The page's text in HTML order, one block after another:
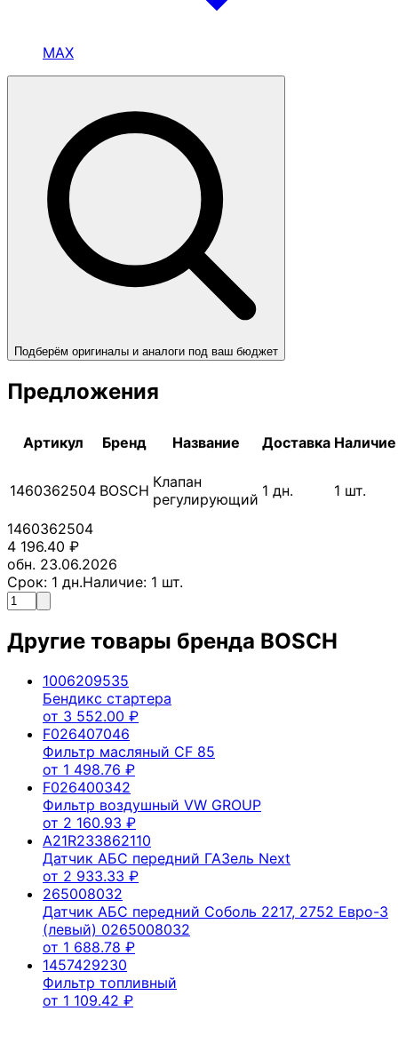
MAX
Подберём оригиналы и аналоги под ваш бюджет
Предложения
Артикул Бренд Название Доставка Наличие
1460362504 BOSCH Клапан
регулирующий 1 дн. 1 шт.
1460362504
4 196.40 ₽
обн. 23.06.2026
Срок: 1 дн.Наличие: 1 шт.
Другие товары бренда BOSCH
1006209535
Бендикс стартера
от 3 552.00 ₽
F026407046
Фильтр масляный CF 85
от 1 498.76 ₽
F026400342
Фильтр воздушный VW GROUP
от 2 160.93 ₽
A21R233862110
Датчик АБС передний ГАЗель Next
от 2 933.33 ₽
265008032
Датчик АБС передний Соболь 2217, 2752 Евро-3
(левый) 0265008032
от 1 688.78 ₽
1457429230
Фильтр топливный
от 1 109.42 ₽